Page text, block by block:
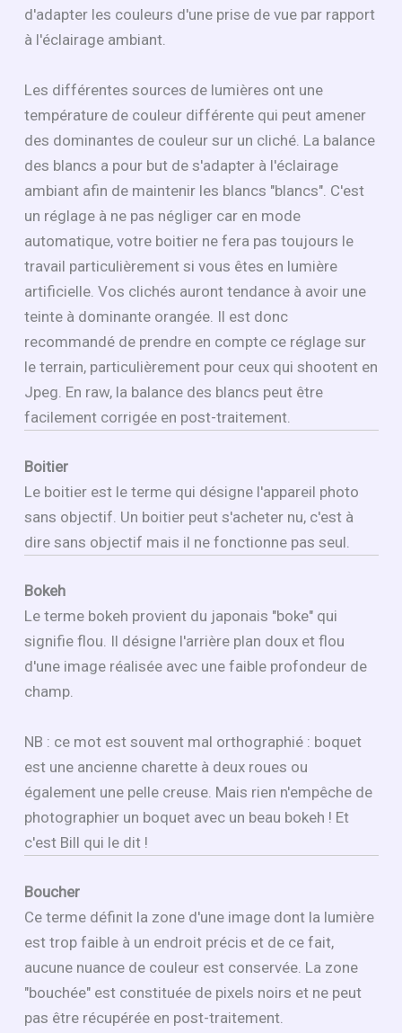
d'adapter les couleurs d'une prise de vue par rapport
à l'éclairage ambiant.
Les différentes sources de lumières ont une
température de couleur différente qui peut amener
des dominantes de couleur sur un cliché. La balance
des blancs a pour but de s'adapter à l'éclairage
ambiant afin de maintenir les blancs "blancs". C'est
un réglage à ne pas négliger car en mode
automatique, votre boitier ne fera pas toujours le
travail particulièrement si vous êtes en lumière
artificielle. Vos clichés auront tendance à avoir une
teinte à dominante orangée. Il est donc
recommandé de prendre en compte ce réglage sur
le terrain, particulièrement pour ceux qui shootent en
Jpeg. En raw, la balance des blancs peut être
facilement corrigée en post-traitement.
Boitier
Le boitier est le terme qui désigne l'appareil photo
sans objectif. Un boitier peut s'acheter nu, c'est à
dire sans objectif mais il ne fonctionne pas seul.
Bokeh
Le terme bokeh provient du japonais "boke" qui
signifie flou. Il désigne l'arrière plan doux et flou
d'une image réalisée avec une faible profondeur de
champ.
NB : ce mot est souvent mal orthographié : boquet
est une ancienne charette à deux roues ou
également une pelle creuse. Mais rien n'empêche de
photographier un boquet avec un beau bokeh ! Et
c'est Bill qui le dit !
Boucher
Ce terme définit la zone d'une image dont la lumière
est trop faible à un endroit précis et de ce fait,
aucune nuance de couleur est conservée. La zone
"bouchée" est constituée de pixels noirs et ne peut
pas être récupérée en post-traitement.